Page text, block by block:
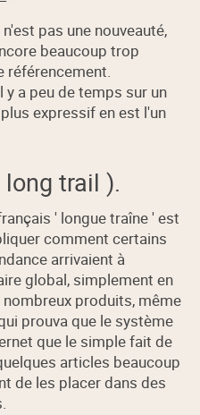
pas une nouveauté,
beaucoup trop
référencement.
y a peu de temps sur un
expressif en est l'un
trail ).
' longue traîne ' est
comment certains
arrivaient à
global, simplement en
produits, même
prouva que le système
que le simple fait de
articles beaucoup
de les placer dans des